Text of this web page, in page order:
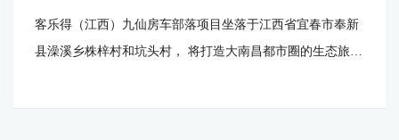
简介
客乐得（江西）九仙房车部落项目坐落于江西省宜春市奉新
县澡溪乡株梓村和坑头村， 将打造大南昌都市圈的生态旅游